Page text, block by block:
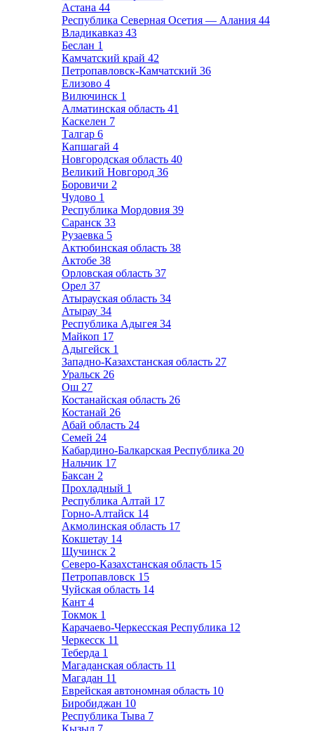
Астана 44
Республика Северная Осетия — Алания 44
Владикавказ 43
Беслан 1
Камчатский край 42
Петропавловск-Камчатский 36
Елизово 4
Вилючинск 1
Алматинская область 41
Каскелен 7
Талгар 6
Капшагай 4
Новгородская область 40
Великий Новгород 36
Боровичи 2
Чудово 1
Республика Мордовия 39
Саранск 33
Рузаевка 5
Актюбинская область 38
Актобе 38
Орловская область 37
Орел 37
Атырауская область 34
Атырау 34
Республика Адыгея 34
Майкоп 17
Адыгейск 1
Западно-Казахстанская область 27
Уральск 26
Ош 27
Костанайская область 26
Костанай 26
Абай область 24
Семей 24
Кабардино-Балкарская Республика 20
Нальчик 17
Баксан 2
Прохладный 1
Республика Алтай 17
Горно-Алтайск 14
Акмолинская область 17
Кокшетау 14
Щучинск 2
Северо-Казахстанская область 15
Петропавловск 15
Чуйская область 14
Кант 4
Токмок 1
Карачаево-Черкесская Республика 12
Черкесск 11
Теберда 1
Магаданская область 11
Магадан 11
Еврейская автономная область 10
Биробиджан 10
Республика Тыва 7
Кызыл 7